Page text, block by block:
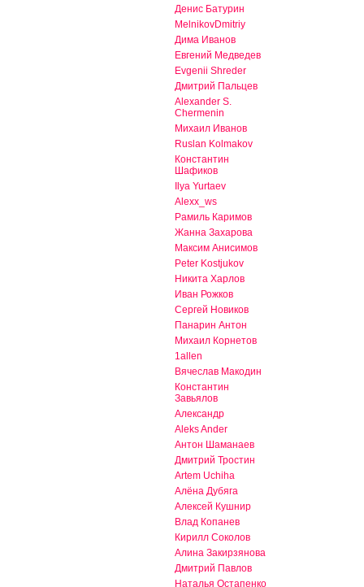
Денис Батурин
MelnikovDmitriy
Дима Иванов
Евгений Медведев
Evgenii Shreder
Дмитрий Пальцев
Alexander S.
Chermenin
Михаил Иванов
Ruslan Kolmakov
Константин
Шафиков
Ilya Yurtaev
Alexx_ws
Рамиль Каримов
Жанна Захарова
Максим Анисимов
Peter Kostjukov
Никита Харлов
Иван Рожков
Сергей Новиков
Панарин Антон
Михаил Корнетов
1allen
Вячеслав Макодин
Константин
Завьялов
Александр
Aleks Ander
Антон Шаманаев
Дмитрий Тростин
Artem Uchiha
Алёна Дубяга
Алексей Кушнир
Влад Копанев
Кирилл Соколов
Алина Закирзянова
Дмитрий Павлов
Наталья Остапенко